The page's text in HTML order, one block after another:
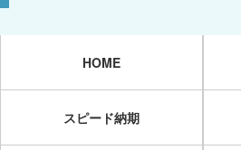
HOME
スピード納期